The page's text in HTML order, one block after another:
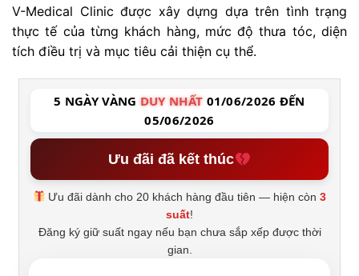
V-Medical Clinic được xây dựng dựa trên tình trạng
thực tế của từng khách hàng, mức độ thưa tóc, diện
tích điều trị và mục tiêu cải thiện cụ thể.
5 NGÀY VÀNG DUY NHẤT 01/06/2026 ĐẾN
05/06/2026
Ưu đãi đã kết thúc
Ưu đãi dành cho 20 khách hàng đầu tiên — hiện còn3
suất!
Đăng ký giữ suất ngay nếu bạn chưa sắp xếp được thời
gian.